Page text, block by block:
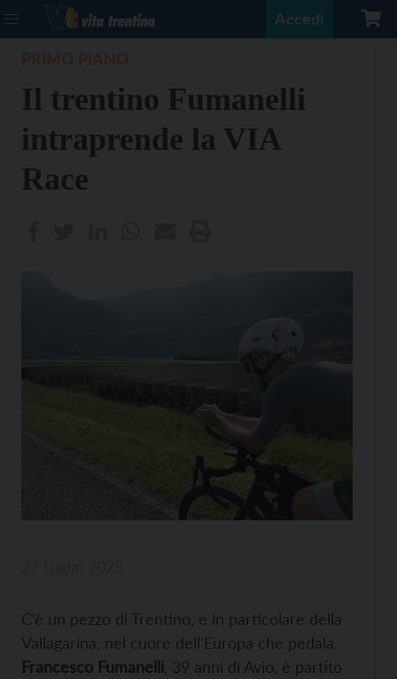
Accedi
Il trentino Fumanelli
intraprende la VIA
Race
C’è un pezzo di Trentino, e in particolare della
Vallagarina, nel cuore dell’Europa che pedala.
Francesco Fumanelli , 39 anni di Avio, è partito